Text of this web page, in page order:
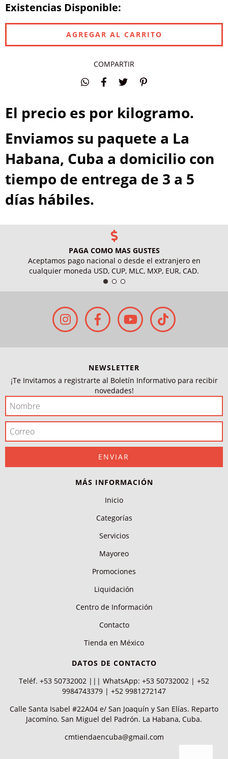
Existencias Disponible:
COMPARTIR
El precio es por kilogramo.
Enviamos su paquete a La
Habana, Cuba a domicilio con
tiempo de entrega de 3 a 5
días hábiles.
PAGA COMO MAS GUSTES
Aceptamos pago nacional o desde el extranjero en
cualquier moneda USD, CUP, MLC, MXP, EUR, CAD.
NEWSLETTER
¡Te Invitamos a registrarte al Boletín Informativo para recibir
novedades!
MÁS INFORMACIÓN
Inicio
Categorías
Servicios
Mayoreo
Promociones
Liquidación
Centro de Información
Contacto
Tienda en México
DATOS DE CONTACTO
Teléf. +53 50732002 ||| WhatsApp: +53 50732002 | +52
9984743379 | +52 9981272147
Calle Santa Isabel #22A04 e/ San Joaquín y San Elías. Reparto
Jacomíno. San Miguel del Padrón. La Habana, Cuba.
cmtiendaencuba@gmail.com